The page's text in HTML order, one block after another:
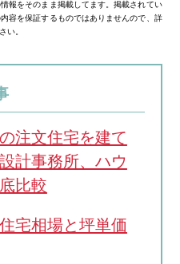
報をそのまま掲載してます。掲載されてい
容を保証するものではありませんので、詳
い。
注文住宅を建て
計事務所、ハウ
比較
宅相場と坪単価